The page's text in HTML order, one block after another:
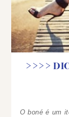
>>>>
O boné é um